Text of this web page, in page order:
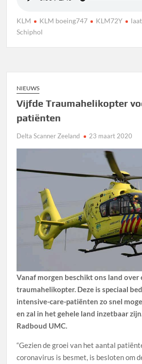
KLM KLM boeing747 KLM72Y
Schiphol
NIEUWS
Vijfde Traumahelikopter
patiënten
Delta Scanner Zeeland 23 maart 2020
Vanaf morgen beschikt ons land over
traumahelikopter. Deze is speciaal
intensive-care-patiënten zo snel
en zal in het gehele land inzetbaar
Radboud UMC.
“Gezien de groei van het aantal
coronavirus is besmet, is besloten om